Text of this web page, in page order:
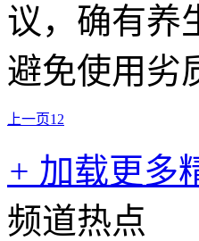
议，确有养
避免使用劣
上一页1 2
+ 加载更多
频道热点